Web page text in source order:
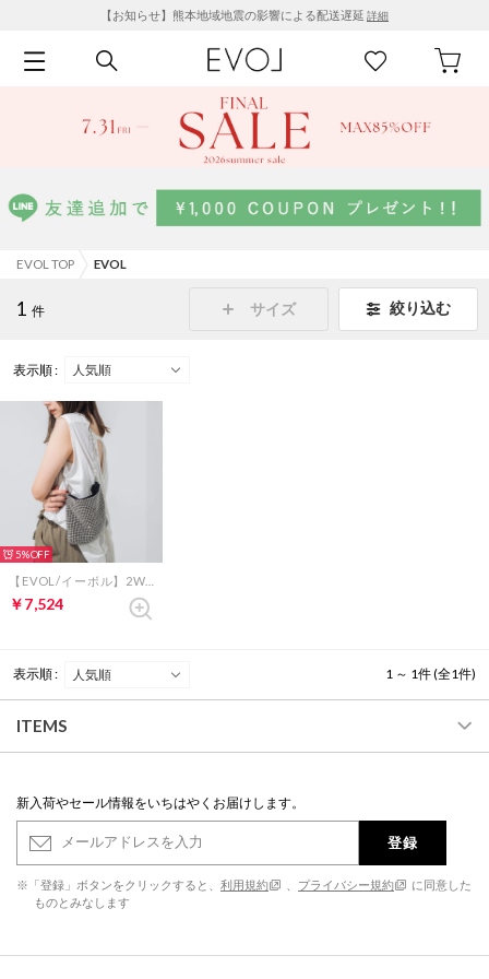
【お知らせ】熊本地域地震の影響による配送遅延 詳細
EVOL TOP EVOL
1 件 サイズ 絞り込む
表示順 :
5%
【EVOL/イーボル】2WAYメタルハンドバッグ IU5148 （シルバー）
￥7,524
表示順 : 1 ～ 1件 (全1件)
ITEMS
新入荷やセール情報をいちはやくお届けします。
登録
※「登録」ボタンをクリックすると、 利用規約 プライバシー規約
に同意した
ものとみなします